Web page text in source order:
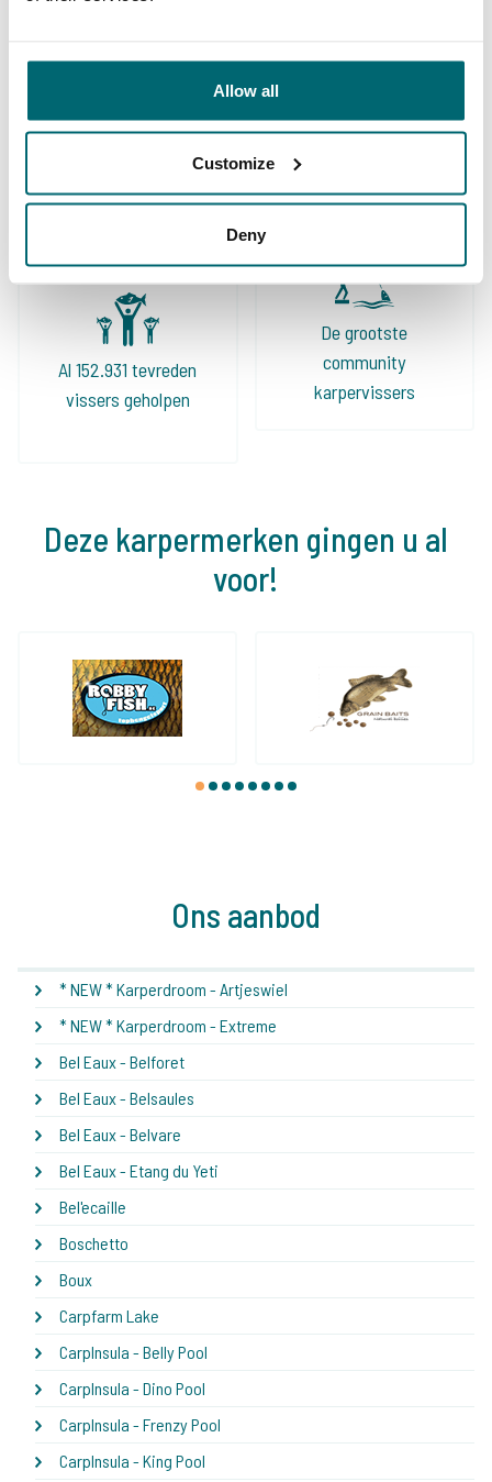
Allow all
Customize
Deny
Uw professionele
Ruime keuze aan
Al 152.931 tevreden
vissers geholpen
De grootste
community
karpervissers
Deze karpermerken gingen u al
voor!
1 2 3 4 5 6 7 8
Ons aanbod
* NEW * Karperdroom - Artjeswiel
* NEW * Karperdroom - Extreme
Bel Eaux - Belforet
Bel Eaux - Belsaules
Bel Eaux - Belvare
Bel Eaux - Etang du Yeti
Bel'ecaille
Boschetto
Boux
Carpfarm Lake
CarpInsula - Belly Pool
CarpInsula - Dino Pool
CarpInsula - Frenzy Pool
CarpInsula - King Pool